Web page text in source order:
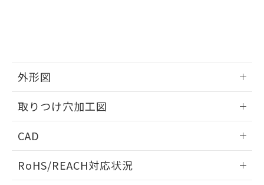
外形図
取りつけ穴加工図
CAD
ドすることができます。
RoHS/REACH対応状況
および当社の共同利用者が、当社の製
引・商談に必要な範囲で利用すること
をご了承ください。
※当社の共同利用者とは、
指します。
下記の非含有証明書をダウンロードするこ
とができます。
EU RoHS指令（10物質）の非含有証明書
51物質の非含有証明書（当社基準）
るもので、過去に遡って非含有を証明する
ものではありません。
また、RoHS指令のフタル酸エステル類４